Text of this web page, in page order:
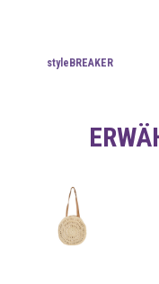
styleBREAKER